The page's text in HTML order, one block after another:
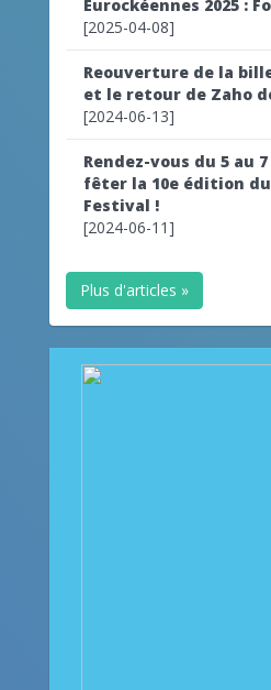
Eurockéennes 2025 :
[2025-04-08]
Reouverture de la
et le retour de Zaho
[2024-06-13]
Rendez-vous du 5 au
fêter la 10e édition
Festival !
[2024-06-11]
Plus d'articles »